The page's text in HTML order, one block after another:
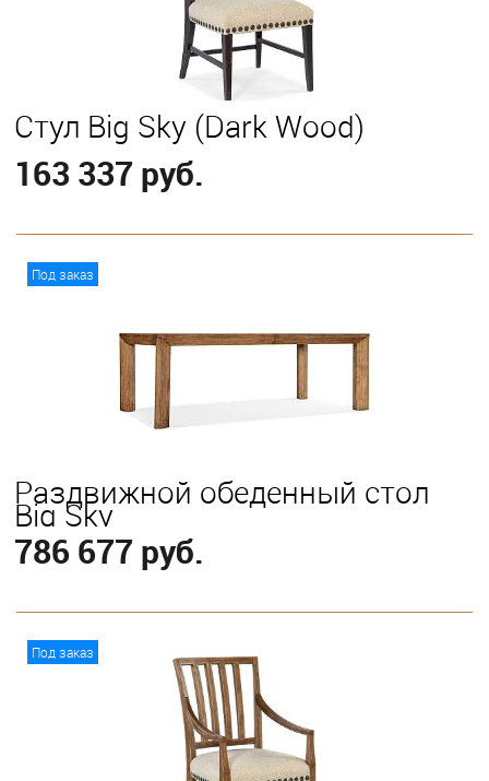
Стул Big Sky (Dark Wood)
163 337 руб.
Под заказ
Раздвижной обеденный стол
Big Sky
786 677 руб.
Под заказ